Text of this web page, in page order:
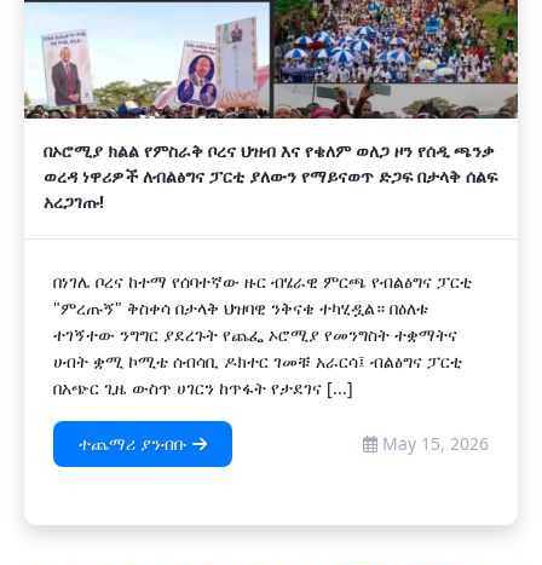
በኦሮሚያ ክልል የምስራቅ ቦረና ህዝብ እና የቄለም ወለጋ ዞን የሰዲ ጫንቃ
ወረዳ ነዋሪዎች ለብልፅግና ፓርቲ ያለውን የማይናወጥ ድጋፍ በታላቅ ሰልፍ
አረጋገጡ!
በነገሌ ቦረና ከተማ የሰባተኛው ዙር ብሄራዊ ምርጫ የብልፅግና ፓርቲ
"ምረጡኝ" ቅስቀሳ በታላቅ ህዝባዊ ንቅናቄ ተካሂዷል። በዕለቱ
ተገኝተው ንግግር ያደረጉት የጨፌ ኦሮሚያ የመንግስት ተቋማትና
ሀብት ቋሚ ኮሚቴ ሰብሳቢ ዶክተር ገመቹ አራርሳ፤ ብልፅግና ፓርቲ
በአጭር ጊዜ ውስጥ ሀገርን ከጥፋት የታደገና [...]
ተጨማሪ ያንብቡ May 15, 2026